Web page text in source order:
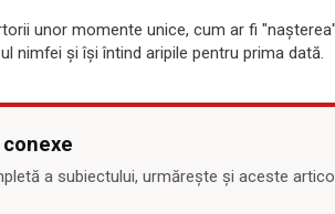
unor momente unice, cum ar fi
nimfei şi îşi întind aripile pentru prima dată.
a subiectului, urmărește și aceste